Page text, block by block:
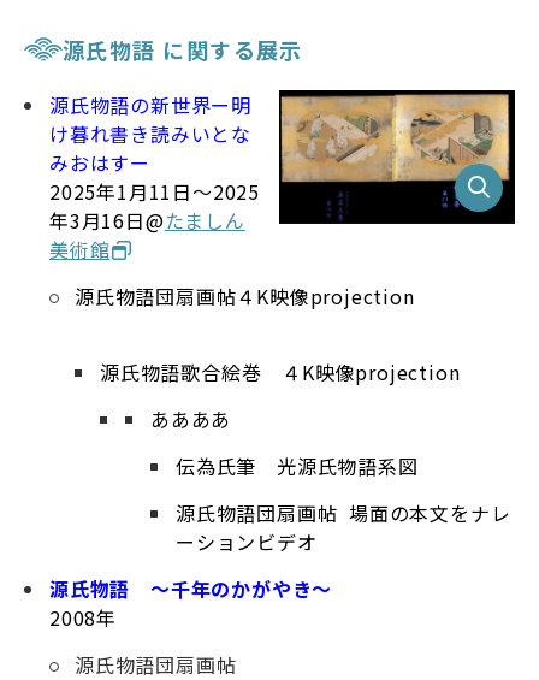
くずし字を読む
国文研 千年の旅
「国文学研究資料館──古典への誘い」文部科学教育
「国文学研究資料館の収蔵品」文部科学教育通信
国文研ニューズ web
源氏物語 に関する展示
源氏物語の新世界ー明
け暮れ書き読みいとな
みおはすー
2025年1月11日～2025
年3月16日@たましん
美術館
源氏物語団扇画帖４K映像projection
源氏物語歌合絵巻 ４K映像projection
ああああ
伝為氏筆 光源氏物語系図
源氏物語団扇画帖 場面の本文をナレ
ーションビデオ
源氏物語 ～千年のかがやき～
2008年
源氏物語団扇画帖